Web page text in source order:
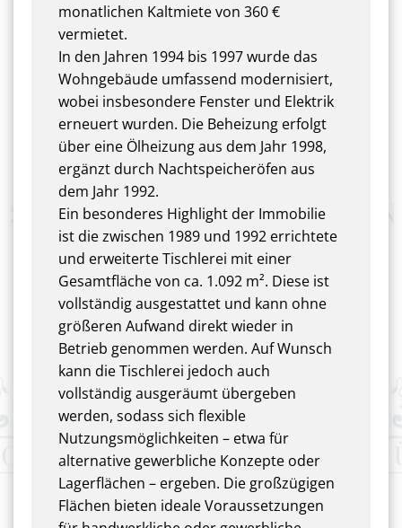
monatlichen Kaltmiete von 360 €
vermietet.
In den Jahren 1994 bis 1997 wurde das
Wohngebäude umfassend modernisiert,
wobei insbesondere Fenster und Elektrik
erneuert wurden. Die Beheizung erfolgt
über eine Ölheizung aus dem Jahr 1998,
ergänzt durch Nachtspeicheröfen aus
dem Jahr 1992.
Ein besonderes Highlight der Immobilie
ist die zwischen 1989 und 1992 errichtete
und erweiterte Tischlerei mit einer
Gesamtfläche von ca. 1.092 m². Diese ist
vollständig ausgestattet und kann ohne
größeren Aufwand direkt wieder in
Betrieb genommen werden. Auf Wunsch
kann die Tischlerei jedoch auch
vollständig ausgeräumt übergeben
werden, sodass sich flexible
Nutzungsmöglichkeiten – etwa für
alternative gewerbliche Konzepte oder
Lagerflächen – ergeben. Die großzügigen
Flächen bieten ideale Voraussetzungen